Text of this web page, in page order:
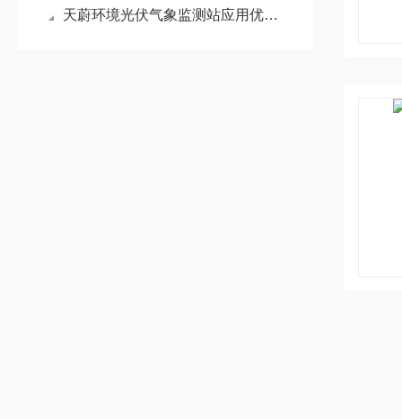
天蔚环境光伏气象监测站应用优势：实时采集气象数据，精准提升光伏发电效率